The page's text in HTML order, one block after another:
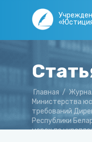
Главная /
Министерства
требований
Республики
мерах по